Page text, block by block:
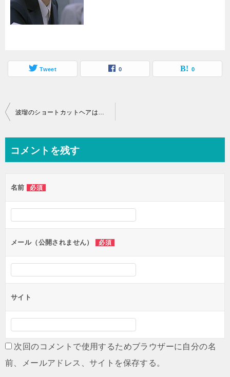
Tweet 0 0
投
ビ
ー
シ
ン
波瑠のショートカットヘアは美容室で注文したいと人気！黒髪アレンジを紹介！
コメントを残す
名前 必須
メール（公開されません） 必須
サイト
次回のコメントで使用するためブラウザーに自分の名
前、メールアドレス、サイトを保存する。